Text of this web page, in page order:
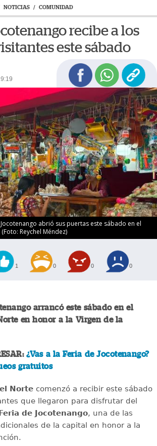
NOTICIAS / COMUNIDAD
recibe a los
este sábado
abrió sus puertas este sábado en el
Reychel Méndez)
1 0 0 0
arrancó este sábado en el
en honor a la Virgen de la
¿Vas a la Feria de Jocotenango?
gratuitos
Nortecomenzó a recibir este sábado
que llegaron para disfrutar del
Feria de Jocotenango, una de las
de la capital en honor a la